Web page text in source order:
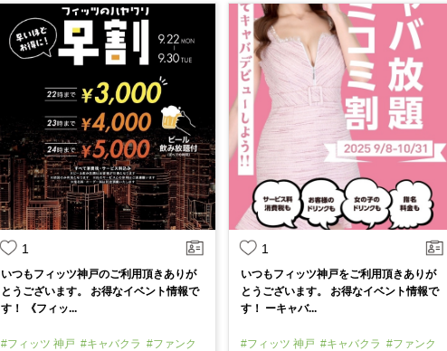
1
いつもフィッツ神戸のご利用頂きありが
とうございます。 お得なイベント情報で
す！ 《フィッ...
#フィッツ 神戸 #キャバクラ #ファンク
1
いつもフィッツ神戸をご利用頂きありが
とうございます。 お得なイベント情報で
す！ ーキャバ...
#フィッツ 神戸 #キャバクラ #ファンク